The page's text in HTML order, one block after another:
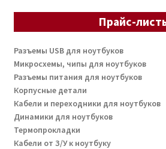
Прайс-
Разъемы USB для ноутбуков
Микросхемы, чипы для ноутбуков
Разъемы питания для ноутбуков
Корпусные детали
Кабели и переходники для ноутбуков
Динамики для ноутбуков
Термопрокладки
Кабели от З/У к ноутбуку